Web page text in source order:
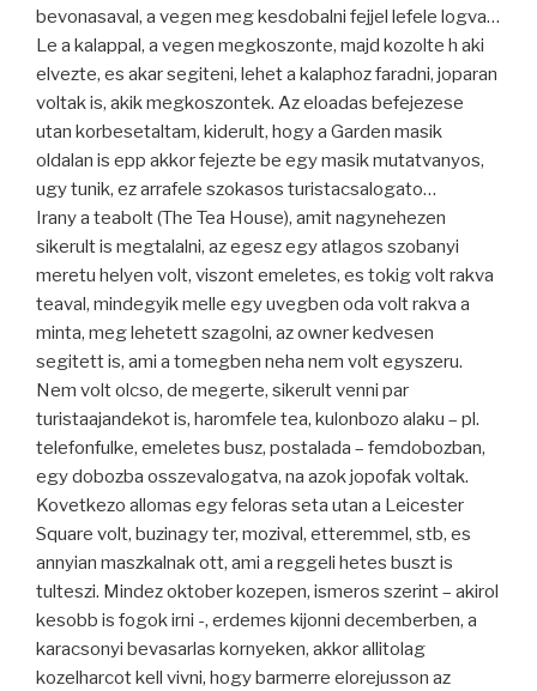
bevonasaval, a vegen meg kesdobalni fejjel lefele logva…
Le a kalappal, a vegen megkoszonte, majd kozolte h aki
elvezte, es akar segiteni, lehet a kalaphoz faradni, joparan
voltak is, akik megkoszontek. Az eloadas befejezese
utan korbesetaltam, kiderult, hogy a Garden masik
oldalan is epp akkor fejezte be egy masik mutatvanyos,
ugy tunik, ez arrafele szokasos turistacsalogato…
Irany a teabolt (The Tea House), amit nagynehezen
sikerult is megtalalni, az egesz egy atlagos szobanyi
meretu helyen volt, viszont emeletes, es tokig volt rakva
teaval, mindegyik melle egy uvegben oda volt rakva a
minta, meg lehetett szagolni, az owner kedvesen
segitett is, ami a tomegben neha nem volt egyszeru.
Nem volt olcso, de megerte, sikerult venni par
turistaajandekot is, haromfele tea, kulonbozo alaku – pl.
telefonfulke, emeletes busz, postalada – femdobozban,
egy dobozba osszevalogatva, na azok jopofak voltak.
Kovetkezo allomas egy feloras seta utan a Leicester
Square volt, buzinagy ter, mozival, etteremmel, stb, es
annyian maszkalnak ott, ami a reggeli hetes buszt is
tulteszi. Mindez oktober kozepen, ismeros szerint – akirol
kesobb is fogok irni -, erdemes kijonni decemberben, a
karacsonyi bevasarlas kornyeken, akkor allitolag
kozelharcot kell vivni, hogy barmerre elorejusson az